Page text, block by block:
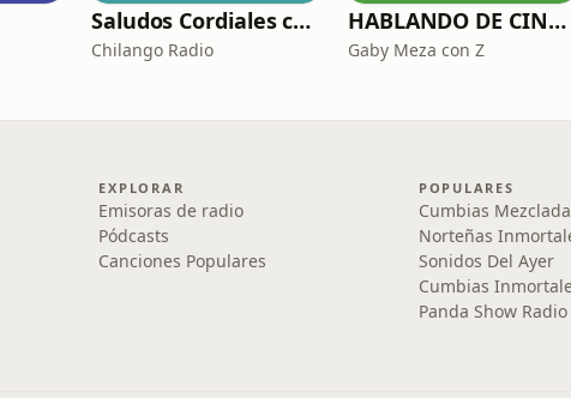
Saludos Cordiales con Gaby Meza
Chilango Radio
HABLANDO DE CINE CON
Gaby Meza con Z
EXPLORAR
Emisoras de radio
Pódcasts
Canciones Populares
POPULARES
Cumbias
Norteñas
Sonidos Del Ayer
Cumbias
Panda Show Radio